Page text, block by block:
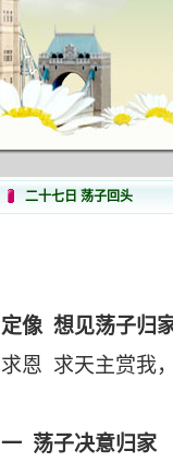
二十七日 荡子回头
定像 想见荡子归
求恩 求天主赏我
一 荡子决意归家